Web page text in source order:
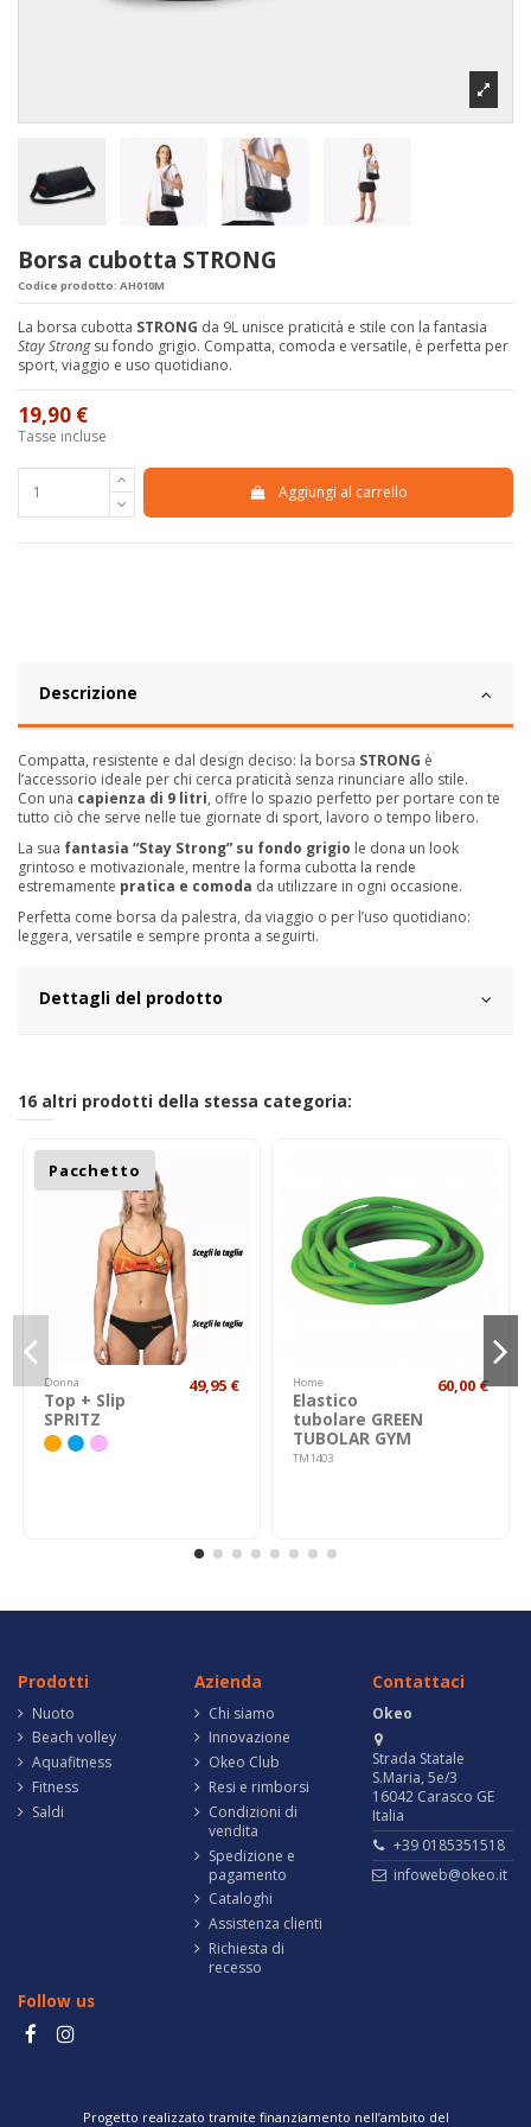
Borsa cubotta STRONG
Codice prodotto: AH010M
La borsa cubotta STRONG da 9L unisce praticità e stile con la fantasia
Stay Strongsu fondo grigio. Compatta, comoda e versatile, è perfetta per
sport, viaggio e uso quotidiano.
19,90 €
Tasse incluse
Aggiungi al carrello
Descrizione
Compatta, resistente e dal design deciso: la borsa STRONG è
l’accessorio ideale per chi cerca praticità senza rinunciare allo stile.
Con una capienza di 9 litri, offre lo spazio perfetto per portare con te
tutto ciò che serve nelle tue giornate di sport, lavoro o tempo libero.
La sua fantasia “Stay Strong” su fondo grigio le dona un look
grintoso e motivazionale, mentre la forma cubotta la rende
estremamente pratica e comoda da utilizzare in ogni occasione.
Perfetta come borsa da palestra, da viaggio o per l’uso quotidiano:
leggera, versatile e sempre pronta a seguirti.
Dettagli del prodotto
16 altri prodotti della stessa categoria:
Pacchetto
Donna
Top + Slip
SPRITZ
49,95 € Home
Elastico
tubolare GREEN
TUBOLAR GYM
TM1403
60,00 €
Prodotti
Nuoto
Beach volley
Aquafitness
Fitness
Saldi
Azienda
Chi siamo
Innovazione
Okeo Club
Resi e rimborsi
Condizioni di
vendita
Spedizione e
pagamento
Cataloghi
Assistenza clienti
Richiesta di
recesso
Contattaci
Okeo
Strada Statale
S.Maria, 5e/3
16042 Carasco GE
Italia
+39 0185351518
infoweb@okeo.it
Follow us
Progetto realizzato tramite finanziamento nell’ambito del